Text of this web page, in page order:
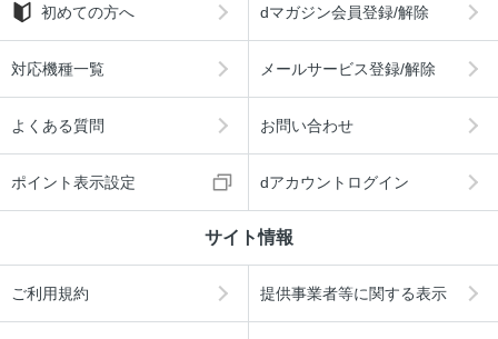
初めての方へ dマガジン会員登録/解除
対応機種一覧 メールサービス登録/解除
よくある質問 お問い合わせ
ポイント表示設定 dアカウントログイン
サイト情報
ご利用規約 提供事業者等に関する表示